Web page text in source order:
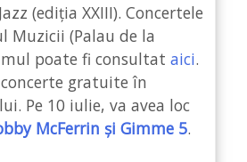
(ediția XXIII). Concertele
Muzicii (Palau de la
poate fi consultat aici.
gratuite în
Pe 10 iulie, va avea loc
McFerrin și Gimme 5.